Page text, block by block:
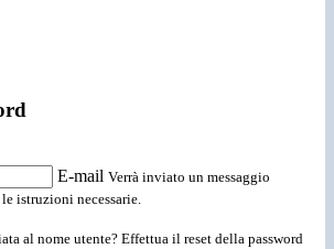
E-mail Verrà inviato un messaggio
istruzioni necessarie.
al nome utente? Effettua il reset della password